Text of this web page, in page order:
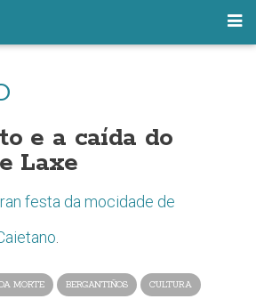
e a caída do
Laxe
festa da mocidade de
MORTE BERGANTIÑOS CULTURA